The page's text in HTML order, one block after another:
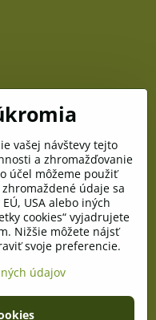
osobných údajov
vašej návštevy tejto
a zhromažďovanie
účel môžeme použiť
údaje sa
USA alebo iných
cookies“ vyjadrujete
Nižšie môžete nájsť
svoje preferencie.
údajov